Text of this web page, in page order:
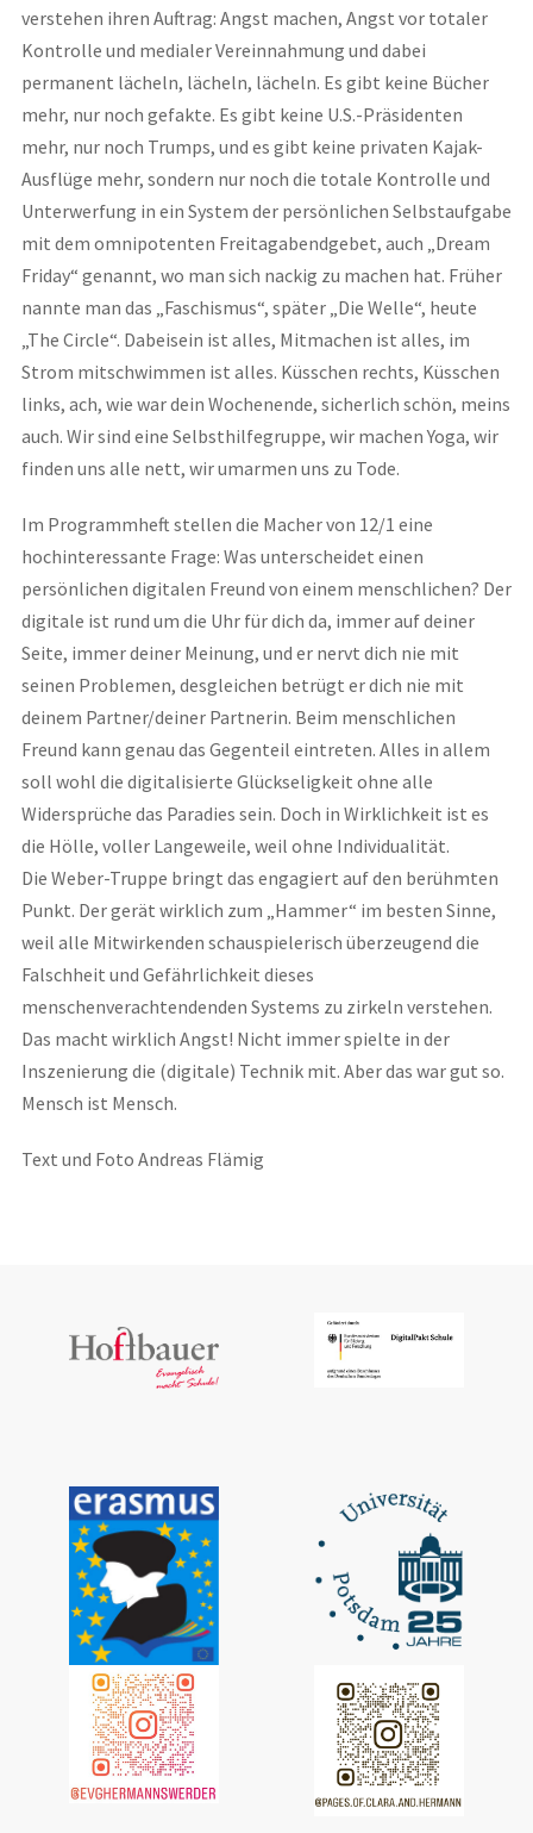
verstehen ihren Auftrag: Angst machen, Angst vor totaler
Kontrolle und medialer Vereinnahmung und dabei
permanent lächeln, lächeln, lächeln. Es gibt keine Bücher
mehr, nur noch gefakte. Es gibt keine U.S.-Präsidenten
mehr, nur noch Trumps, und es gibt keine privaten Kajak-
Ausflüge mehr, sondern nur noch die totale Kontrolle und
Unterwerfung in ein System der persönlichen Selbstaufgabe
mit dem omnipotenten Freitagabendgebet, auch „Dream
Friday“ genannt, wo man sich nackig zu machen hat. Früher
nannte man das „Faschismus“, später „Die Welle“, heute
„The Circle“. Dabeisein ist alles, Mitmachen ist alles, im
Strom mitschwimmen ist alles. Küsschen rechts, Küsschen
links, ach, wie war dein Wochenende, sicherlich schön, meins
auch. Wir sind eine Selbsthilfegruppe, wir machen Yoga, wir
finden uns alle nett, wir umarmen uns zu Tode.
Im Programmheft stellen die Macher von 12/1 eine
hochinteressante Frage: Was unterscheidet einen
persönlichen digitalen Freund von einem menschlichen? Der
digitale ist rund um die Uhr für dich da, immer auf deiner
Seite, immer deiner Meinung, und er nervt dich nie mit
seinen Problemen, desgleichen betrügt er dich nie mit
deinem Partner/deiner Partnerin. Beim menschlichen
Freund kann genau das Gegenteil eintreten. Alles in allem
soll wohl die digitalisierte Glückseligkeit ohne alle
Widersprüche das Paradies sein. Doch in Wirklichkeit ist es
die Hölle, voller Langeweile, weil ohne Individualität.
Die Weber-Truppe bringt das engagiert auf den berühmten
Punkt. Der gerät wirklich zum „Hammer“ im besten Sinne,
weil alle Mitwirkenden schauspielerisch überzeugend die
Falschheit und Gefährlichkeit dieses
menschenverachtendenden Systems zu zirkeln verstehen.
Das macht wirklich Angst! Nicht immer spielte in der
Inszenierung die (digitale) Technik mit. Aber das war gut so.
Mensch ist Mensch.
Text und Foto Andreas Flämig